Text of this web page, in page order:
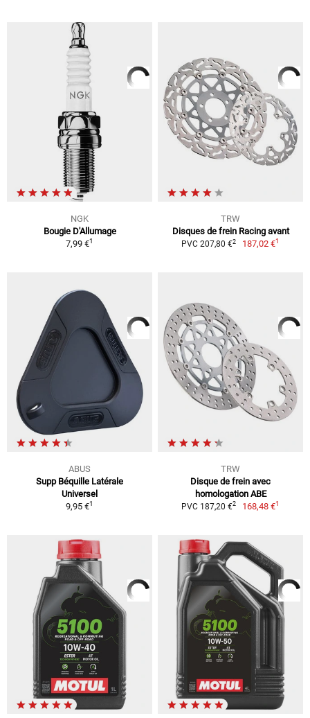
NGK
Bougie D'Allumage
7,99 €1
TRW
Disques de frein Racing avant
PVC 207,80 €2 187,02 €1
ABUS
Supp Béquille Latérale
Universel
9,95 €1
TRW
Disque de frein avec
homologation ABE
PVC 187,20 €2 168,48 €1